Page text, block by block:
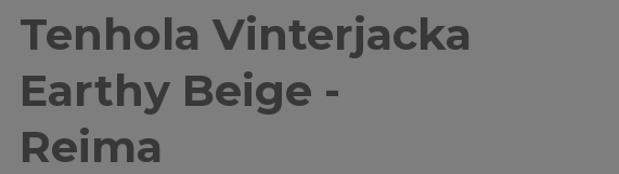
Tenhola Vinterjacka
Earthy Beige -
Reima